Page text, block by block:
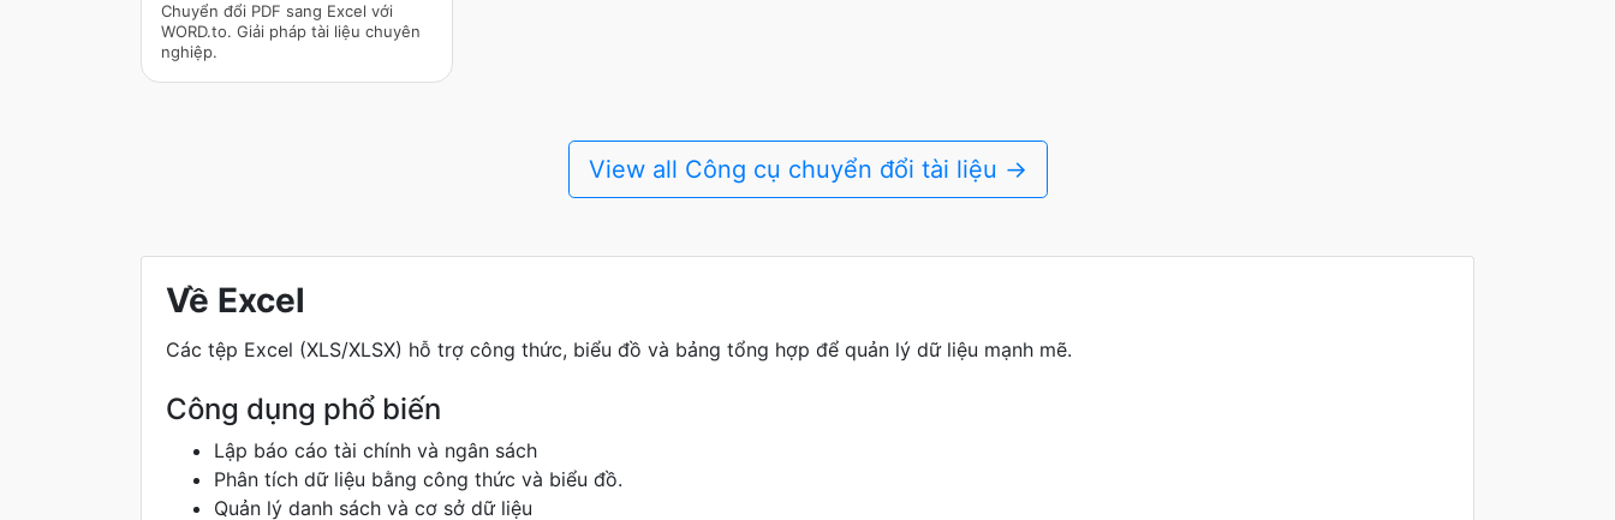
Chuyển đổi PDF sang Excel với
WORD.to. Giải pháp tài liệu chuyên
nghiệp.
View all Công cụ chuyển đổi tài liệu →
Về Excel
Các tệp Excel (XLS/XLSX) hỗ trợ công thức, biểu đồ và bảng tổng hợp để quản lý dữ liệu mạnh mẽ.
Công dụng phổ biến
Lập báo cáo tài chính và ngân sách
Phân tích dữ liệu bằng công thức và biểu đồ.
Quản lý danh sách và cơ sở dữ liệu